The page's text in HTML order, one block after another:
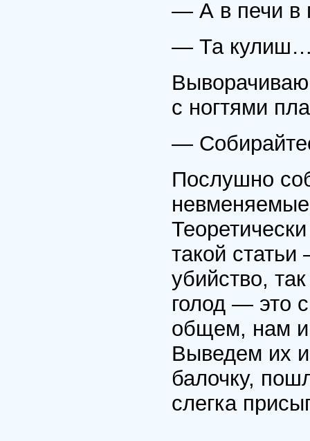
— А в печи в
— Та
с ногтями
—
Послушно
такой
убийство,
голод — это
общем, нам
Выведем их
балочку,
слегка